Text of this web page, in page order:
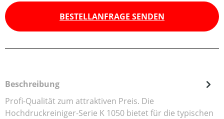
BESTELLANFRAGE SENDEN
Beschreibung
Profi-Qualität zum attraktiven Preis. Die
Hochdruckreiniger-Serie K 1050 bietet für die typischen